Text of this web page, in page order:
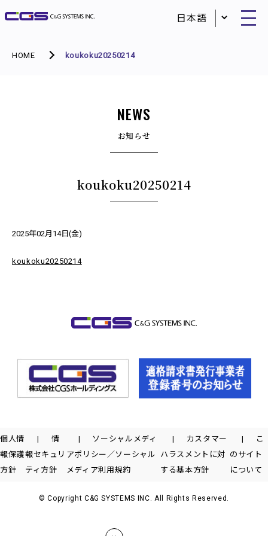
HOME koukoku20250214
NEWS
お知らせ
koukoku20250214
2025年02月14日(金)
koukoku20250214
個人情
報保護
方針
情
報セキュリ
ティ方針
ソーシャルメディ
アポリシー／ソーシャル
メディア利用規約
カスタマー
ハラスメントに対
する基本方針
こ
のサイト
について
© Copyright C&G SYSTEMS INC. All Rights Reserved.